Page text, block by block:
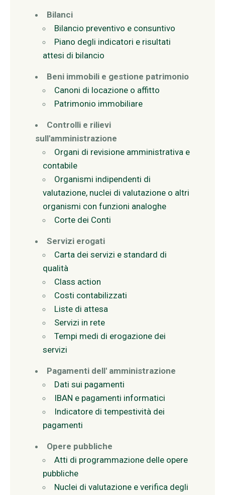
Bilanci
Bilancio preventivo e consuntivo
Piano degli indicatori e risultati
attesi di bilancio
Beni immobili e gestione patrimonio
Canoni di locazione o affitto
Patrimonio immobiliare
Controlli e rilievi
sull'amministrazione
Organi di revisione amministrativa e
contabile
Organismi indipendenti di
valutazione, nuclei di valutazione o altri
organismi con funzioni analoghe
Corte dei Conti
Servizi erogati
Carta dei servizi e standard di
qualità
Class action
Costi contabilizzati
Liste di attesa
Servizi in rete
Tempi medi di erogazione dei
servizi
Pagamenti dell' amministrazione
Dati sui pagamenti
IBAN e pagamenti informatici
Indicatore di tempestività dei
pagamenti
Opere pubbliche
Atti di programmazione delle opere
pubbliche
Nuclei di valutazione e verifica degli